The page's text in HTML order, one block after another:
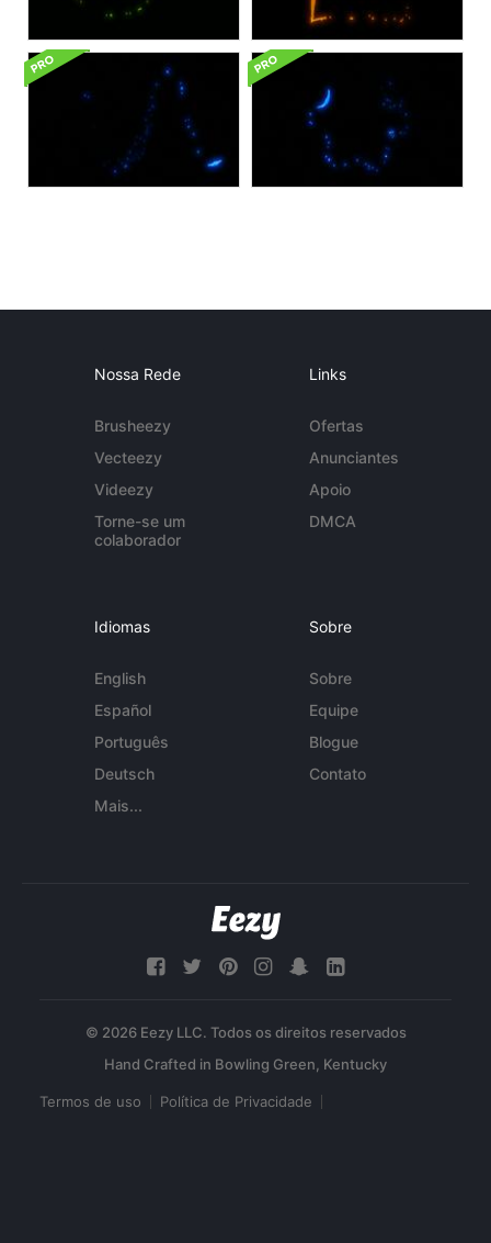
Nossa Rede
Brusheezy
Vecteezy
Videezy
Torne-se um
colaborador
Links
Ofertas
Anunciantes
Apoio
DMCA
Idiomas
English
Español
Português
Deutsch
Mais...
Sobre
Sobre
Equipe
Blogue
Contato
© 2026 Eezy LLC. Todos os direitos reservados
Termos de uso Política de Privacidade